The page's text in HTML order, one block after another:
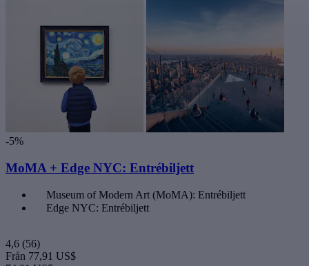
-5%
MoMA + Edge NYC: Entrébiljett
Museum of Modern Art (MoMA): Entrébiljett
Edge NYC: Entrébiljett
4,6 (56)
Från 77,91 US$